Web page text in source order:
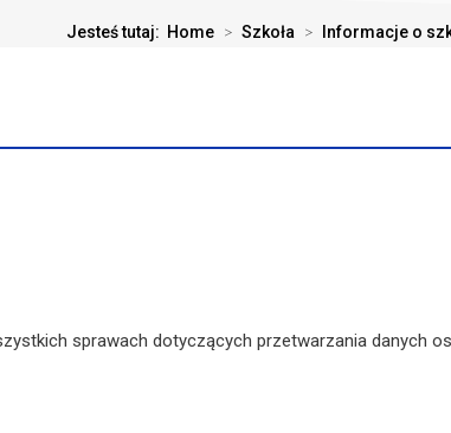
Jesteś tutaj: Home > Szkoła > Informacje o
sprawach dotyczących przetwarzania danych